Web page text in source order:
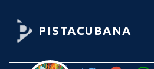
PISTACUBANA